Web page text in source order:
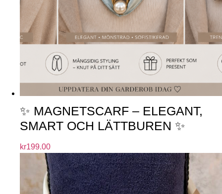
✨ MAGNETSCARF – ELEGANT,
SMART OCH LÄTTBUREN ✨
kr199.00